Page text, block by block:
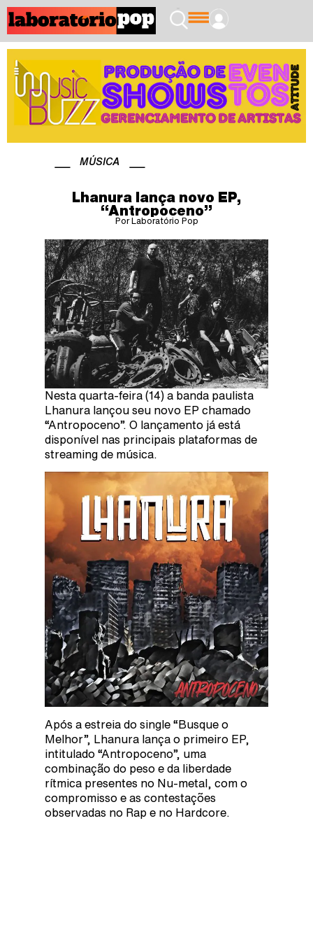
MÚSICA
Lhanura lança novo EP,
“Antropoceno”
Por Laboratório Pop
Nesta quarta-feira (14) a banda paulista
Lhanura lançou seu novo EP chamado
“Antropoceno”. O lançamento já está
disponível nas principais plataformas de
streaming de música.
Após a estreia do single “Busque o
Melhor”, Lhanura lança o primeiro EP,
intitulado “Antropoceno”, uma
combinação do peso e da liberdade
rítmica presentes no Nu-metal, com o
compromisso e as contestações
observadas no Rap e no Hardcore.